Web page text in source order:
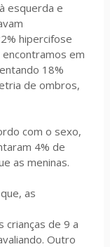
esquerda e
hipercifose
em
18%
de ombros,
com o sexo,
4% de
as meninas.
as
de 9 a
Outro